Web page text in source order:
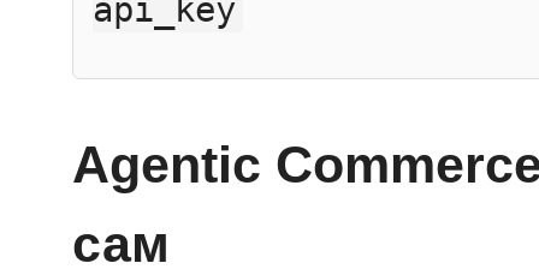
api_key
Agentic
сам